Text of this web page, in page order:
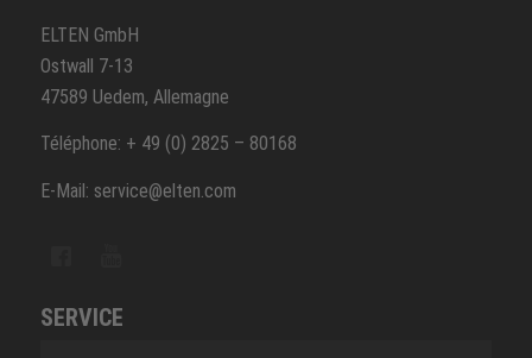
ELTEN GmbH
Ostwall 7-13
47589 Uedem, Allemagne
Téléphone: + 49 (0) 2825 – 80168
E-Mail: service@elten.com
SERVICE